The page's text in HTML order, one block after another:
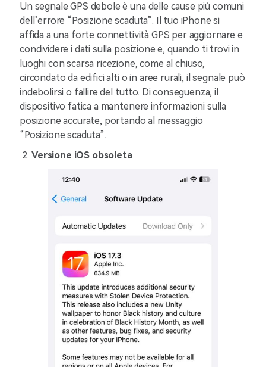
Un segnale GPS debole è una delle cause più comuni
dell’errore “Posizione scaduta”. Il tuo iPhone si
affida a una forte connettività GPS per aggiornare e
condividere i dati sulla posizione e, quando ti trovi in
luoghi con scarsa ricezione, come al chiuso,
circondato da edifici alti o in aree rurali, il segnale può
indebolirsi o fallire del tutto. Di conseguenza, il
dispositivo fatica a mantenere informazioni sulla
posizione accurate, portando al messaggio
“Posizione scaduta”.
Versione iOS obsoleta